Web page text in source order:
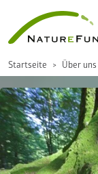
Startseite Über uns